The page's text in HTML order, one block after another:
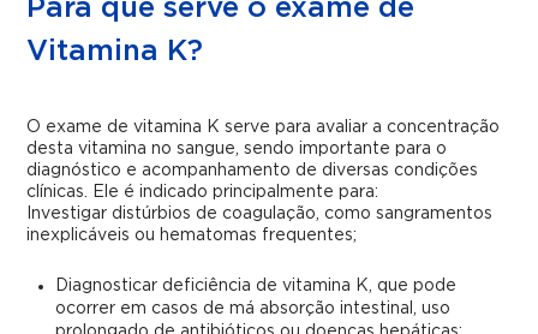
Para que serve o exame de
Vitamina K?
O exame de vitamina K serve para avaliar a concentração
desta vitamina no sangue, sendo importante para o
diagnóstico e acompanhamento de diversas condições
clínicas. Ele é indicado principalmente para:
Investigar distúrbios de coagulação, como sangramentos
inexplicáveis ou hematomas frequentes;
Diagnosticar deficiência de vitamina K, que pode
ocorrer em casos de má absorção intestinal, uso